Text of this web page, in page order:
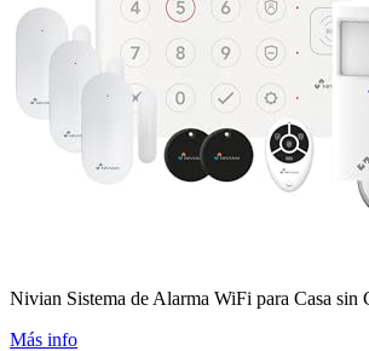
Nivian Sistema de Alarma WiFi para Casa sin
Más info